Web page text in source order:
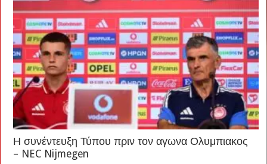
Η συνέντευξη Τύπου πριν τον αγωνα Ολυμπιακος
– NEC Nijmegen